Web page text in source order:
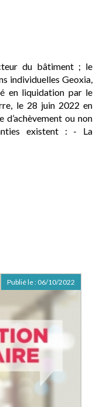
du bâtiment ; le
individuelles Geoxia,
en liquidation par le
le 28 juin 2022 en
ou non
existent : - La
Publié le : 06/10/2022